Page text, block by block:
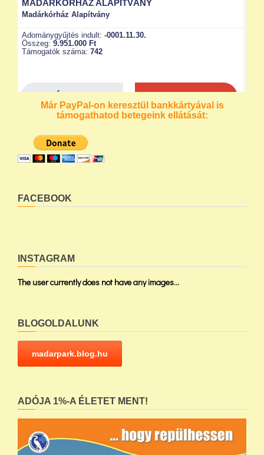
Már PayPal-on keresztül bankkártyával is
támogathatod betegeink ellátását:
FACEBOOK
INSTAGRAM
The user currently does not have any images...
BLOGOLDALUNK
madarpark.blog.hu
ADÓJA 1%-A ÉLETET MENT!